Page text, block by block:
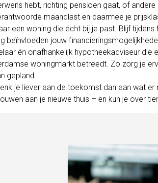
hebt, richting pensioen gaat, of andere
maandlast en daarmee je
een woning die écht bij je past. Blijf
beïnvloeden jouw
én onafhankelijk hypotheekadviseur die
woningmarkt betreedt. Zo zorg je
gepland.
je liever aan de toekomst dan aan wat
aan je nieuwe thuis – en kun je over